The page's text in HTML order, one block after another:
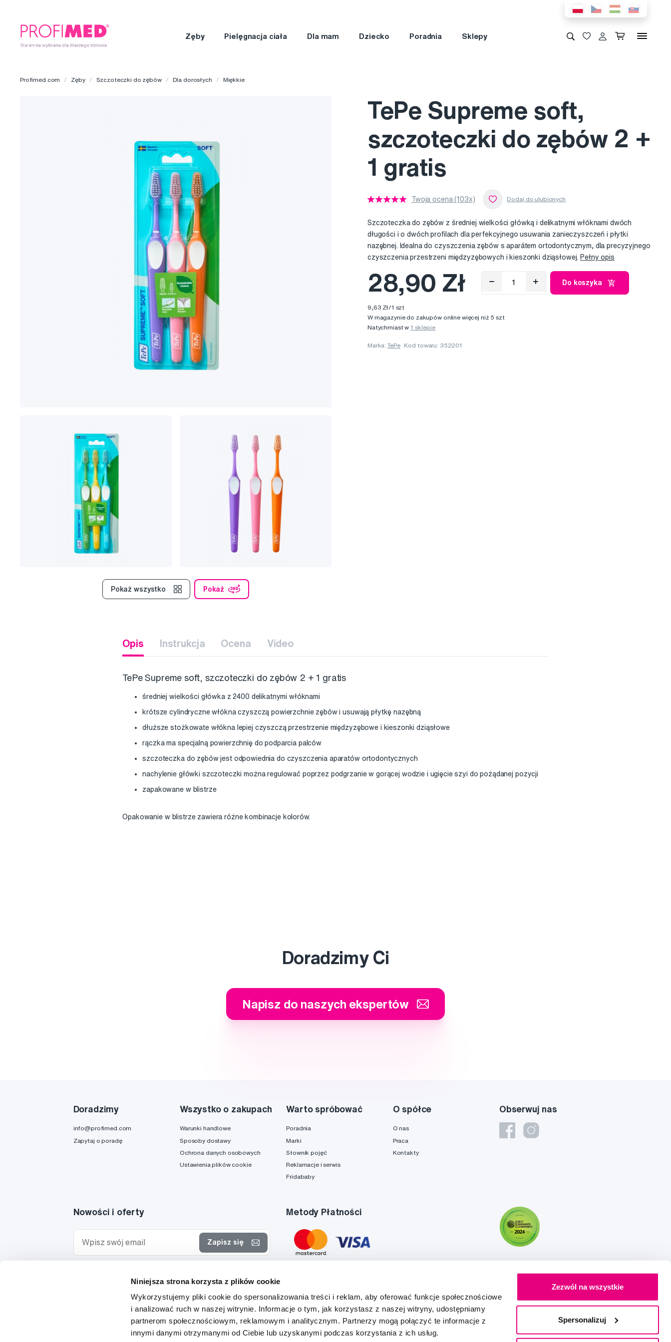
Niniejsza strona korzysta z plików cookie
Wykorzystujemy pliki cookie do spersonalizowania treści i reklam, aby oferować funkcje społecznościowe
i analizować ruch w naszej witrynie. Informacje o tym, jak korzystasz z naszej witryny, udostępniamy
partnerom społecznościowym, reklamowym i analitycznym. Partnerzy mogą połączyć te informacje z
innymi danymi otrzymanymi od Ciebie lub uzyskanymi podczas korzystania z ich usług.
Zezwól na wszystkie
Spersonalizuj
Zęby Pielęgnacja ciała Dla mam Dziecko Poradnia Sklepy
Profimed.com Zęby Szczoteczki do zębów Dla dorosłych Miękkie
Pokaż wszystko Pokaż
TePe Supreme soft,
szczoteczki do zębów 2 +
1 gratis
Twoja ocena (103x)
Szczoteczka do zębów z średniej wielkości główką i delikatnymi włóknami dwóch
długości i o dwóch profilach dla perfekcyjnego usuwania zanieczyszczeń i płytki
nazębnej. Idealna do czyszczenia zębów s aparátem ortodontycznym, dla precyzyjnego
czyszczenia przestrzeni międzyzębowych i kieszonki dziąsłowej. Pełny opis
28,90 Zł Do koszyka
9,63 Zł/1 szt
W magazynie do zakupów online więcej niż 5 szt
Natychmiast w1 sklepie
Marka:TePe Kod towaru: 352201
Opis Instrukcja Ocena Video
TePe Supreme soft, szczoteczki do zębów 2 + 1 gratis
średniej wielkości główka z 2400 delikatnymi włóknami
krótsze cylindryczne włókna czyszczą powierzchnie zębów i usuwają płytkę nazębną
dłuższe stożkowate włókna lepiej czyszczą przestrzenie międzyzębowe i kieszonki dziąsłowe
rączka ma specjalną powierzchnię do podparcia palców
szczoteczka do zębów jest odpowiednia do czyszczenia aparatów ortodontycznych
nachylenie główki szczoteczki można regulować poprzez podgrzanie w gorącej wodzie i ugięcie szyi do pożądanej pozycji
zapakowane w blistrze
Opakowanie w blistrze zawiera różne kombinacje kolorów.
Doradzimy Ci
Napisz do naszych ekspertów
Obserwuj nas
Doradzimy
info@profimed.com
Zapytaj o poradę
Wszystko o zakupach
Warunki handlowe
Sposoby dostawy
Ochrona danych osobowych
Ustawienia plików cookie
Warto spróbować
Poradnia
Marki
Słownik pojęć
Reklamacje i serwis
Fridababy
O spółce
O nas
Praca
Kontakty
Nowości i oferty
Zapisz się
specjalnych i wyrażam zgodę naprzetwarzanie danych
w tym celu.
Metody Płatności
Tato stránka je chráněna službou reCAPTCHA a platí zdeZásady ochrany soukromí a
Stworzony z miłościąIZON+2FRESH